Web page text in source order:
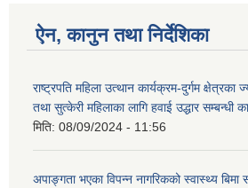
ऐन, कानुन तथा निर्देशिका
राष्ट्रपति महिला उत्थान कार्यक्रम-दुर्गम क्षेत्रका
तथा सुत्केरी महिलाका लागि हवाई उद्धार सम्बन्धी
मिति: 08/09/2024 - 11:56
अपाङ्गता भएका विपन्न नागरिकको स्वास्थ्य बिमा